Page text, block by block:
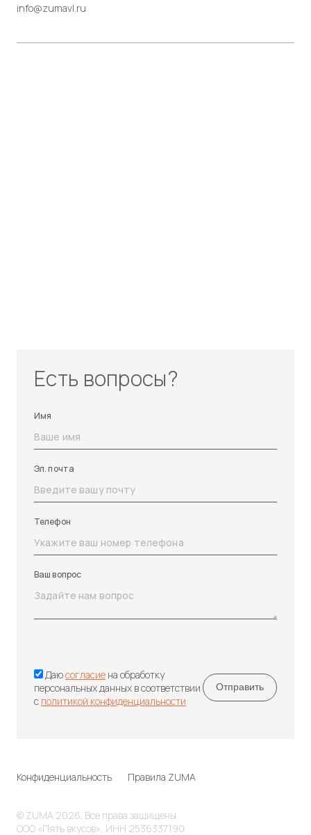
info@zumavl.ru
Есть вопросы?
Имя
Эл. почта
Телефон
Ваш вопрос
Даюсогласие на обработку
персональных данных в соответствии
с политикой конфиденциальности
Конфиденциальность Правила ZUMA
© ZUMA 2026. Все права защищены
ООО «Пять вкусов», ИНН 2536337190